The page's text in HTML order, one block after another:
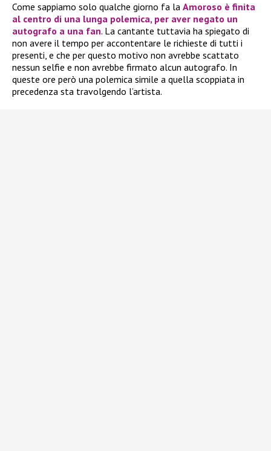
Come sappiamo solo qualche giorno fa la Amoroso è finita
al centro di una lunga polemica, per aver negato un
autografo a una fan. La cantante tuttavia ha spiegato di
non avere il tempo per accontentare le richieste di tutti i
presenti, e che per questo motivo non avrebbe scattato
nessun selfie e non avrebbe firmato alcun autografo. In
queste ore però una polemica simile a quella scoppiata in
precedenza sta travolgendo l’artista.